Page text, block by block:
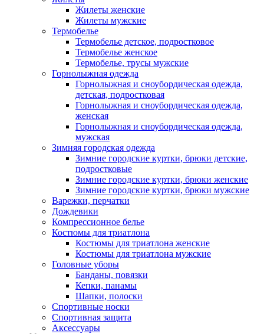
Жилеты женские
Жилеты мужские
Термобелье
Термобелье детское, подростковое
Термобелье женское
Термобелье, трусы мужские
Горнолыжная одежда
Горнолыжная и сноубордическая одежда,
детская, подростковая
Горнолыжная и сноубордическая одежда,
женская
Горнолыжная и сноубордическая одежда,
мужская
Зимняя городская одежда
Зимние городские куртки, брюки детские,
подростковые
Зимние городские куртки, брюки женские
Зимние городские куртки, брюки мужские
Варежки, перчатки
Дождевики
Компрессионное белье
Костюмы для триатлона
Костюмы для триатлона женские
Костюмы для триатлона мужские
Головные уборы
Банданы, повязки
Кепки, панамы
Шапки, полоски
Спортивные носки
Спортивная защита
Аксессуары